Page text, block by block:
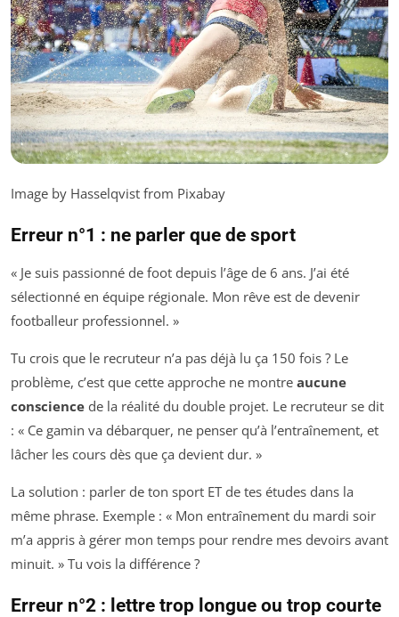
Image by Hasselqvist from Pixabay
Erreur n°1 : ne parler que de sport
« Je suis passionné de foot depuis l’âge de 6 ans. J’ai été
sélectionné en équipe régionale. Mon rêve est de devenir
footballeur professionnel. »
Tu crois que le recruteur n’a pas déjà lu ça 150 fois ? Le
problème, c’est que cette approche ne montre aucune
conscience de la réalité du double projet. Le recruteur se dit
: « Ce gamin va débarquer, ne penser qu’à l’entraînement, et
lâcher les cours dès que ça devient dur. »
La solution : parler de ton sport ET de tes études dans la
même phrase. Exemple : « Mon entraînement du mardi soir
m’a appris à gérer mon temps pour rendre mes devoirs avant
minuit. » Tu vois la différence ?
Erreur n°2 : lettre trop longue ou trop courte